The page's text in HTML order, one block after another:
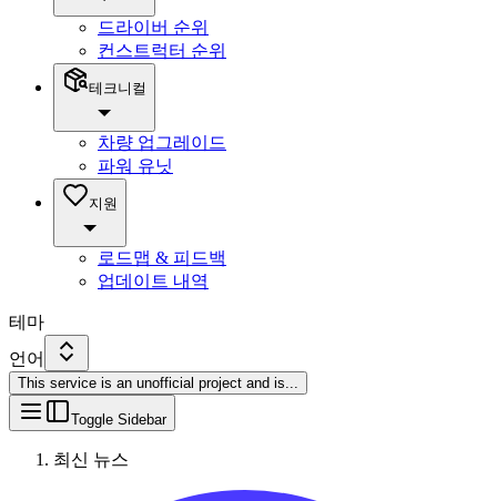
드라이버 순위
컨스트럭터 순위
테크니컬
차량 업그레이드
파워 유닛
지원
로드맵 & 피드백
업데이트 내역
테마
언어
This service is an unofficial project and is...
Toggle Sidebar
최신 뉴스